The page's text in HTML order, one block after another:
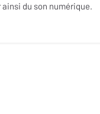
du son numérique.